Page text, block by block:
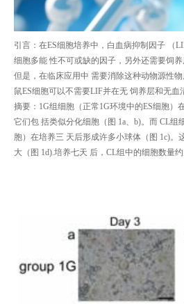
引言：在ES细胞培养中，白血病抑制因子 （
细胞多能 性不可或缺的因子，另外还需要饲养
但是，在临床应用中 需要消除这种动物源性
鼠ES细胞可以不需要LIF并在无 饲养层和无血
摘要：1G组细胞（正常1G环境中的ES细胞）
它们包 括类似分化细胞（图 1a、b)。而 CL组
胞）在培养三 天后形成许多小球体（图 1c)。
大（图 1d).培养七天 后，CL组中的细胞数量约